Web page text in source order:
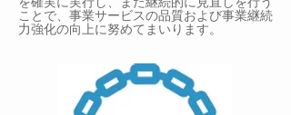
ことで、事業サービスの品質および事業継続
力強化の向上に努めてまいります。